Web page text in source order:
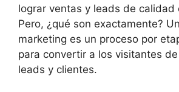
lograr ventas y leads de calidad
Pero, ¿qué son exactamente?
marketing es un proceso por
para convertir a los visitantes
leads y clientes.